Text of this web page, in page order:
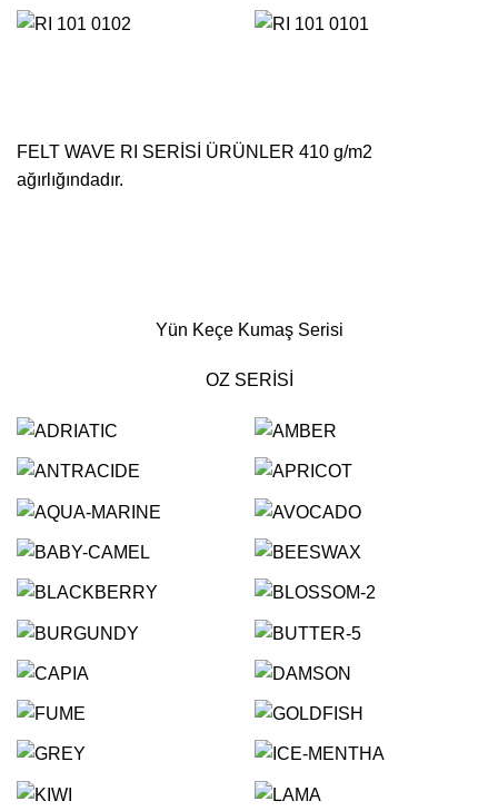
FELT WAVE RI SERİSİ ÜRÜNLER 410 g/m2
ağırlığındadır.
Yün Keçe Kumaş Serisi
OZ SERİSİ